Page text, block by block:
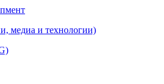
медиа и технологии)